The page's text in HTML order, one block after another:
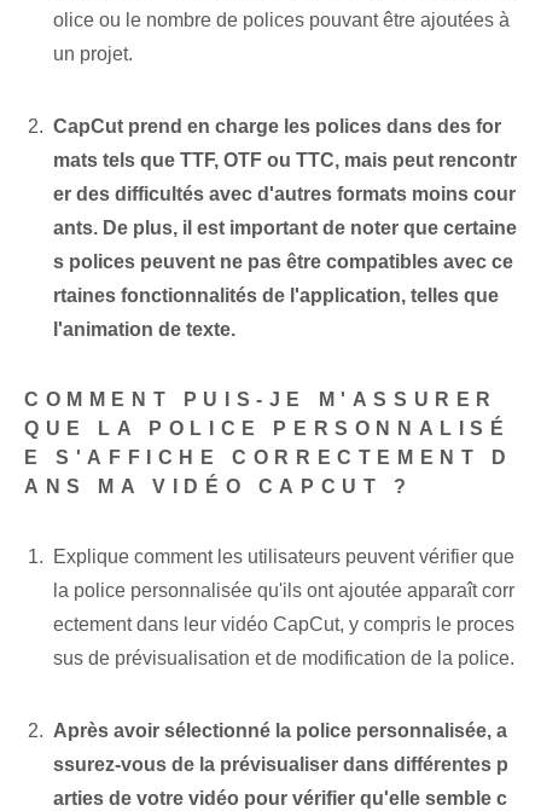
olice ou le nombre de polices pouvant être ajoutées à
un projet.
CapCut prend en charge les polices dans des for
mats tels que TTF, OTF ou TTC, mais peut rencontr
er des difficultés avec d'autres formats moins cour
ants. De plus, il est important de noter que certaine
s polices peuvent ne pas être compatibles avec ce
rtaines fonctionnalités de l'application, telles que
l'animation de texte.
COMMENT PUIS-JE M'ASSURER
QUE LA POLICE PERSONNALISÉ
E S'AFFICHE CORRECTEMENT D
ANS MA VIDÉO CAPCUT ?
Explique comment les utilisateurs peuvent vérifier que
la police personnalisée qu'ils ont ajoutée apparaît corr
ectement dans leur vidéo CapCut, y compris le proces
sus de prévisualisation et de modification de la police.
Après avoir sélectionné la police personnalisée, a
ssurez-vous de la prévisualiser dans différentes p
arties de votre vidéo pour vérifier qu'elle semble c